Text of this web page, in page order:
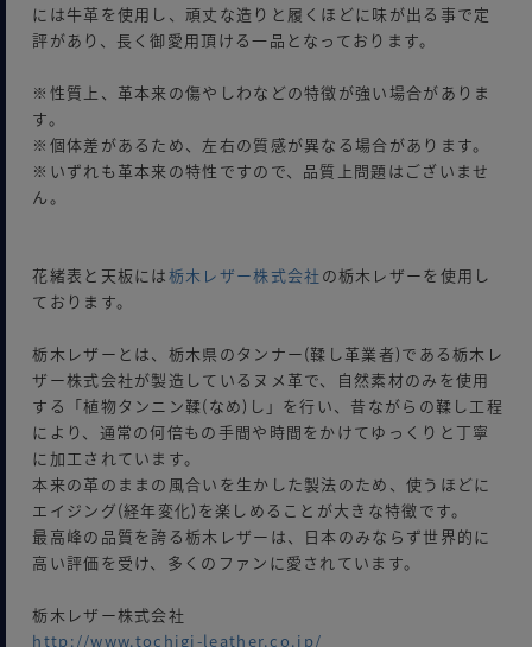
には牛革を使用し、頑丈な造りと履くほどに味が出る事で定
評があり、長く御愛用頂ける一品となっております。
※性質上、革本来の傷やしわなどの特徴が強い場合がありま
す。
※個体差があるため、左右の質感が異なる場合があります。
※いずれも革本来の特性ですので、品質上問題はございませ
ん。
花緒表と天板には栃木レザー株式会社の栃木レザーを使用し
ております。
栃木レザーとは、栃木県のタンナー(鞣し革業者)である栃木レ
ザー株式会社が製造しているヌメ革で、自然素材のみを使用
する「植物タンニン鞣(なめ)し」を行い、昔ながらの鞣し工程
により、通常の何倍もの手間や時間をかけてゆっくりと丁寧
に加工されています。
本来の革のままの風合いを生かした製法のため、使うほどに
エイジング(経年変化)を楽しめることが大きな特徴です。
最高峰の品質を誇る栃木レザーは、日本のみならず世界的に
高い評価を受け、多くのファンに愛されています。
栃木レザー株式会社
http://www.tochigi-leather.co.jp/